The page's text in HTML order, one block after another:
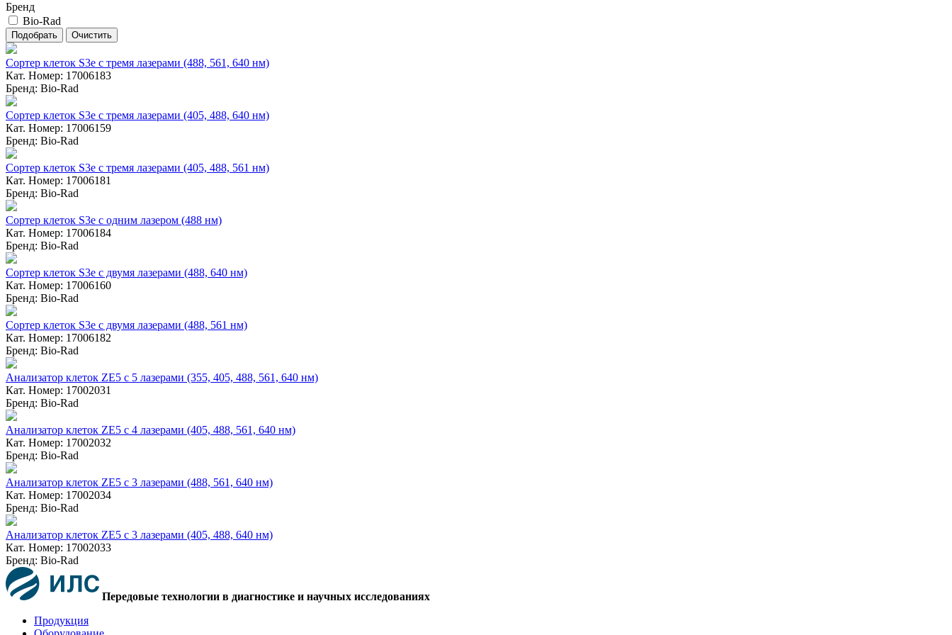
Бренд
Bio-Rad
Сортер клеток S3e с тремя лазерами (488, 561, 640 нм)
Кат. Номер: 17006183
Бренд: Bio-Rad
Сортер клеток S3e с тремя лазерами (405, 488, 640 нм)
Кат. Номер: 17006159
Бренд: Bio-Rad
Сортер клеток S3e с тремя лазерами (405, 488, 561 нм)
Кат. Номер: 17006181
Бренд: Bio-Rad
Сортер клеток S3e с одним лазером (488 нм)
Кат. Номер: 17006184
Бренд: Bio-Rad
Сортер клеток S3e с двумя лазерами (488, 640 нм)
Кат. Номер: 17006160
Бренд: Bio-Rad
Сортер клеток S3e с двумя лазерами (488, 561 нм)
Кат. Номер: 17006182
Бренд: Bio-Rad
Анализатор клеток ZE5 с 5 лазерами (355, 405, 488, 561, 640 нм)
Кат. Номер: 17002031
Бренд: Bio-Rad
Анализатор клеток ZE5 с 4 лазерами (405, 488, 561, 640 нм)
Кат. Номер: 17002032
Бренд: Bio-Rad
Анализатор клеток ZE5 с 3 лазерами (488, 561, 640 нм)
Кат. Номер: 17002034
Бренд: Bio-Rad
Анализатор клеток ZE5 с 3 лазерами (405, 488, 640 нм)
Кат. Номер: 17002033
Бренд: Bio-Rad
Передовые технологии в диагностике и научных исследованиях
Продукция